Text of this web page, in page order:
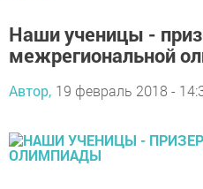
Наши ученицы -
межрегиональной
Автор, 19 февраль 2018 -